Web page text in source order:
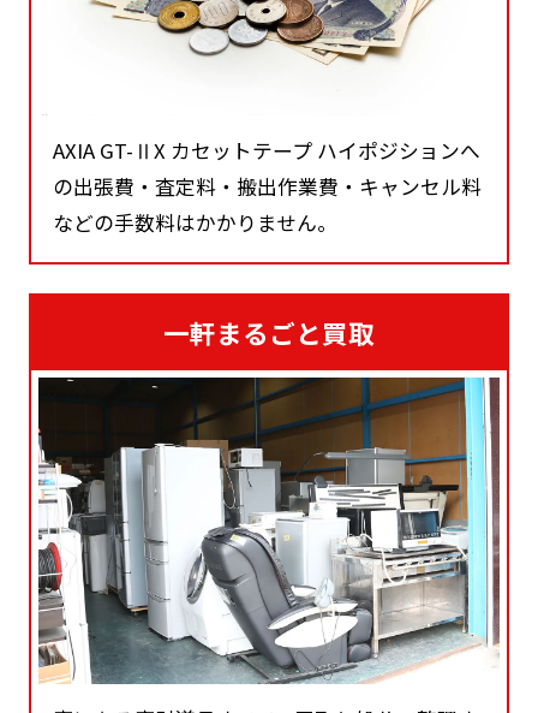
AXIA GT-ⅡX カセットテープ ハイポジションへ
の出張費・査定料・搬出作業費・キャンセル料
などの手数料はかかりません。
一軒まるごと買取